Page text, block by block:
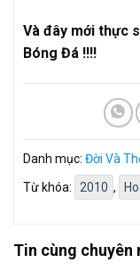
Và đây mới thực
Bóng Đá !!!!
Danh mục: Đời Và
Từ khóa:
2010 ,
Tin cùng chuyên